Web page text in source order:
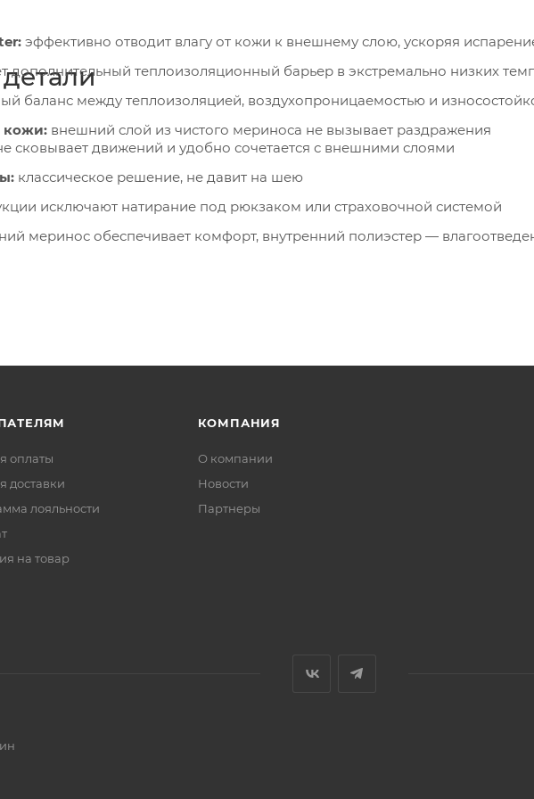
эффективно отводит влагу от кожи к внешнему слою, ускоряя
дополнительный теплоизоляционный барьер в экстремально низких
баланс между теплоизоляцией, воздухопроницаемостью и
кожи: внешний слой из чистого мериноса не вызывает раздражения
сковывает движений и удобно сочетается с внешними слоями
классическое решение, не давит на шею
исключают натирание под рюкзаком или страховочной системой
меринос обеспечивает комфорт, внутренний полиэстер —
оплаты
доставки
лояльности
на товар
КОМПАНИЯ
О компании
Новости
Партнеры